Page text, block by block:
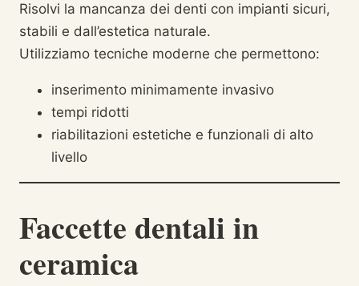
Risolvi la mancanza dei denti con impianti sicuri,
stabili e dall’estetica naturale.
Utilizziamo tecniche moderne che permettono:
inserimento minimamente invasivo
tempi ridotti
riabilitazioni estetiche e funzionali di alto
livello
Faccette dentali in
ceramica